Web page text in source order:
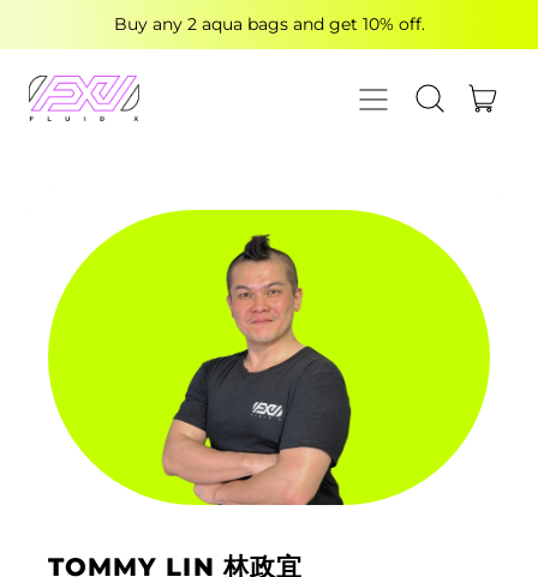
Buy any 2 aqua bags and get 10% off.
MENU
SEARCH
TOMMY LIN 林政宜